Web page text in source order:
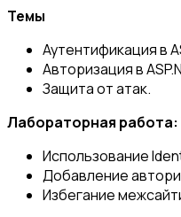
Темы
Аутентификация в
Авторизация в
Защита от атак.
Лабораторная
Использование
Добавление
Избегание